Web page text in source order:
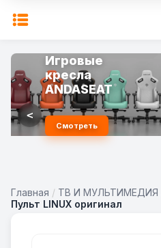
Игровые
кресла
ANDASEAT
Смотреть
<
Главная / ТВ И МУЛЬТИМЕДИЯ
Пульт LINUX оригинал